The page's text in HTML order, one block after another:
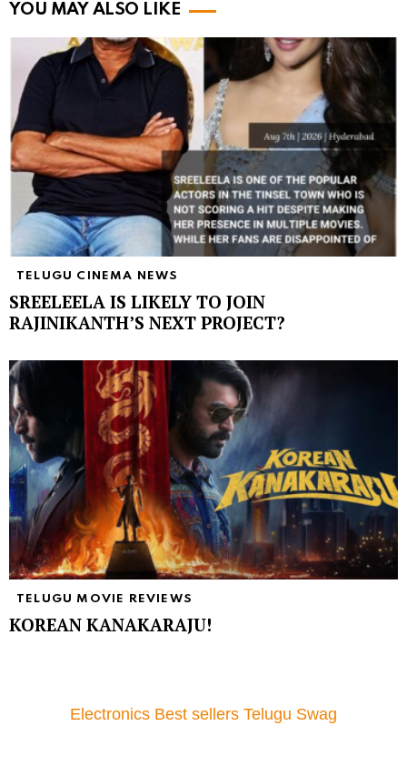
YOU MAY ALSO LIKE
TELUGU CINEMA NEWS
SREELEELA IS LIKELY TO JOIN
RAJINIKANTH’S NEXT PROJECT?
TELUGU MOVIE REVIEWS
KOREAN KANAKARAJU!
Electronics Best sellers Telugu Swag